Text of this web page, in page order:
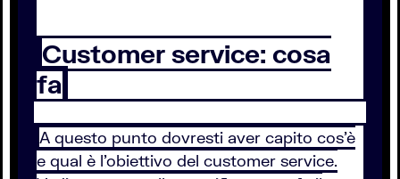
Customer service: cosa
fa
A questo punto dovresti aver capito cos’è
e qual è l’obiettivo del customer service.